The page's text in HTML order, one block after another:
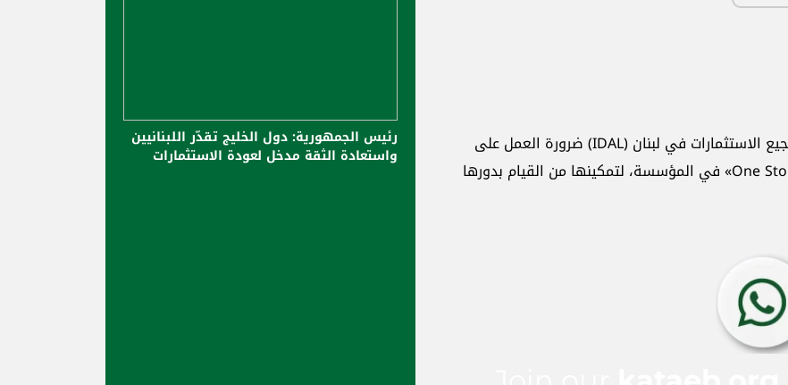
كما وأكّد عون لمجلس إدارة المؤسسة العامة لتشجيع الاستثمارات في لبنان (IDAL) ضرورة العمل على
تشجيع المستثمرين وإعادة تفعيل برنامج «One Stop Shop» في المؤسسة، لتمكينها من القيام بدورها
رئيس الجمهورية: دول الخليج تقدّر اللبنانيين
واستعادة الثقة مدخل لعودة الاستثمارات